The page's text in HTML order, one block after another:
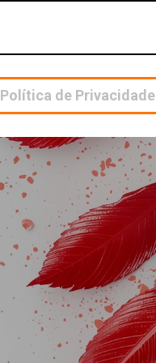
Política de Privacidade